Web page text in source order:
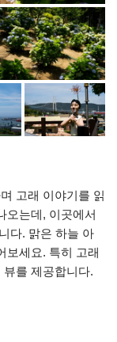
고래 이야기를 읽
오는데, 이곳에서
다. 맑은 하늘 아
보세요. 특히 고래
를 제공합니다.